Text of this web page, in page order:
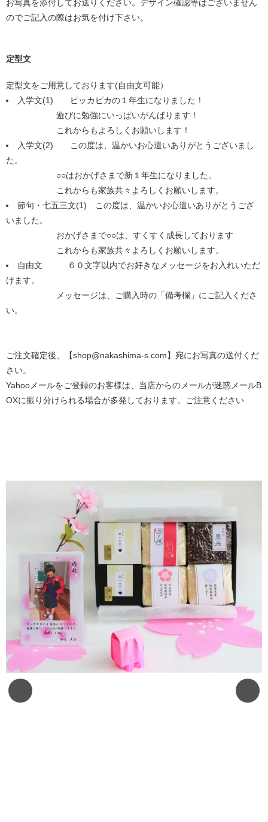
お写真を添付してお送りください。デザイン確認等はございません
のでご記入の際はお気を付け下さい。
定型文
定型文をご用意しております(自由文可能）
入学文(1) ピッカピカの１年生になりました！
遊びに勉強にいっぱいがんばります！
これからもよろしくお願いします！
入学文(2) この度は、温かいお心遣いありがとうございまし
た。
○○はおかげさまで新１年生になりました。
これからも家族共々よろしくお願いします。
節句・七五三文(1) この度は、温かいお心遣いありがとうござ
いました。
おかげさまで○○は、すくすく成長しております
これからも家族共々よろしくお願いします。
自由文 ６０文字以内でお好きなメッセージをお入れいただ
けます。
メッセージは、ご購入時の「備考欄」にご記入くださ
い。
ご注文確定後、【shop@nakashima-s.com】宛にお写真の送付くだ
さい。
Yahooメールをご登録のお客様は、当店からのメールが迷惑メールB
OXに振り分けられる場合が多発しております。ご注意ください